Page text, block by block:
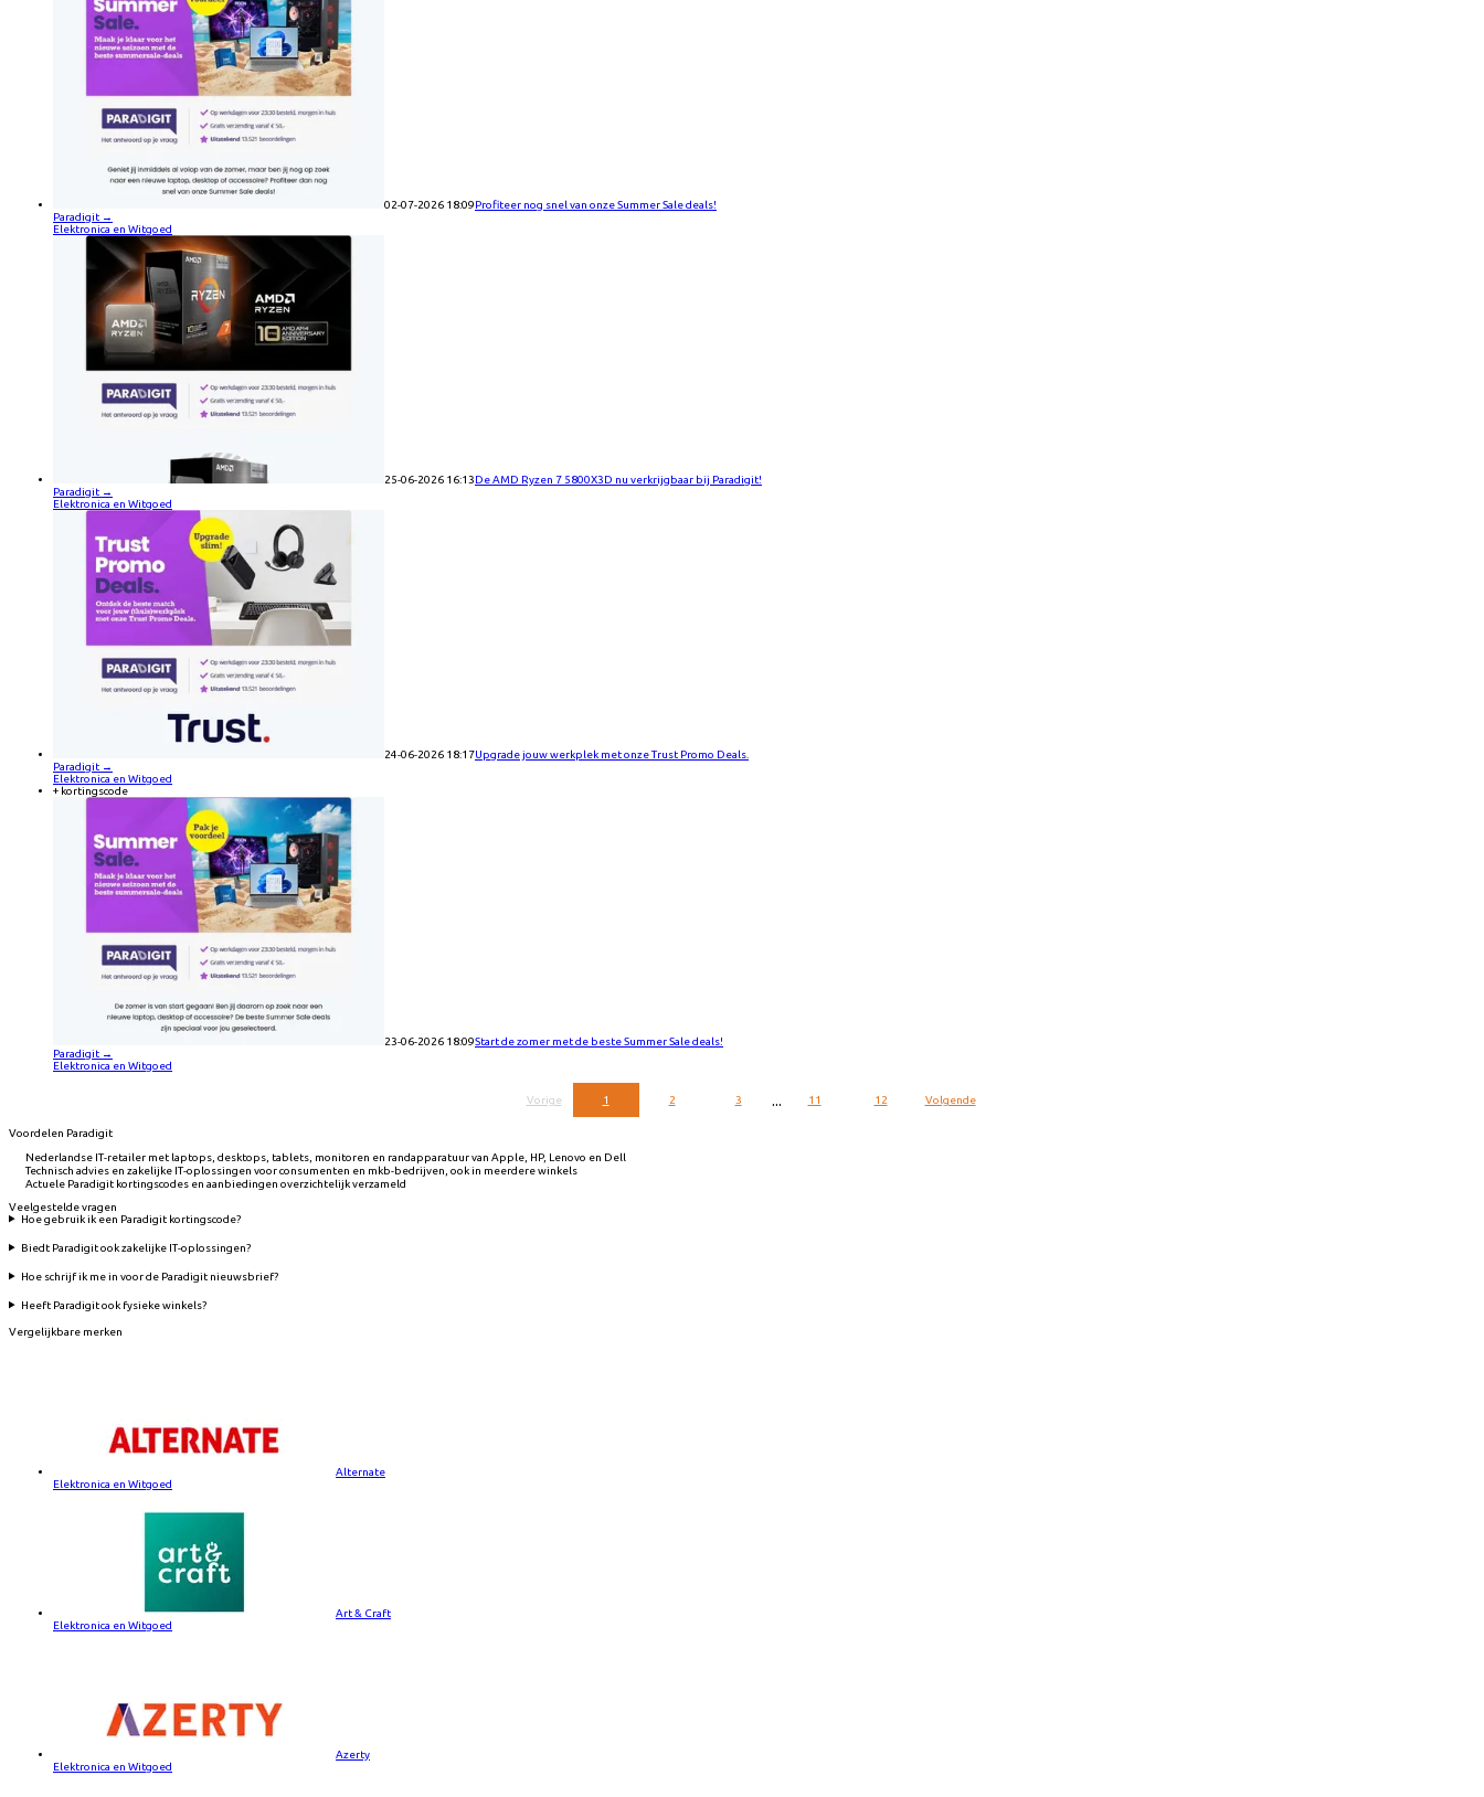
02-07-2026 18:09Profiteer nog snel van onze Summer Sale deals!
Paradigit →
Elektronica en Witgoed
25-06-2026 16:13De AMD Ryzen 7 5800X3D nu verkrijgbaar bij Paradigit!
Paradigit →
Elektronica en Witgoed
24-06-2026 18:17Upgrade jouw werkplek met onze Trust Promo Deals.
Paradigit →
Elektronica en Witgoed
+ kortingscode
23-06-2026 18:09Start de zomer met de beste Summer Sale deals!
Paradigit →
Elektronica en Witgoed
Vorige 1 2 3 ... 11 12 Volgende
Voordelen Paradigit
Nederlandse IT-retailer met laptops, desktops, tablets, monitoren en randapparatuur van Apple, HP, Lenovo en Dell
Technisch advies en zakelijke IT-oplossingen voor consumenten en mkb-bedrijven, ook in meerdere winkels
Actuele Paradigit kortingscodes en aanbiedingen overzichtelijk verzameld
Veelgestelde vragen
Hoe gebruik ik een Paradigit kortingscode?
Biedt Paradigit ook zakelijke IT-oplossingen?
Hoe schrijf ik me in voor de Paradigit nieuwsbrief?
Heeft Paradigit ook fysieke winkels?
Vergelijkbare merken
Alternate
Elektronica en Witgoed
Art & Craft
Elektronica en Witgoed
Azerty
Elektronica en Witgoed